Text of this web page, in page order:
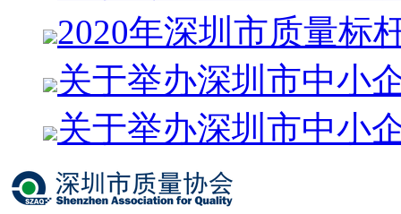
2020年深圳市质量标
关于举办深圳市中小
关于举办深圳市中小